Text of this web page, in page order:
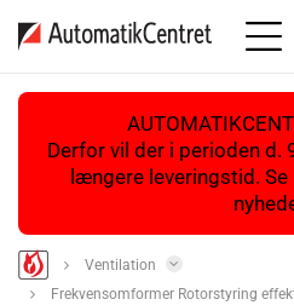
Derfor vil der i perioden d.
længere leveringstid.
Ventilation
Frekvensomformer Rotorstyring